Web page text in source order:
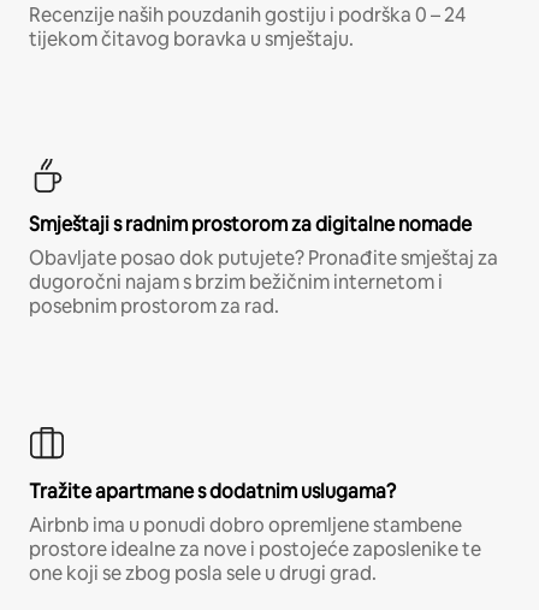
Recenzije naših pouzdanih gostiju i podrška 0 – 24
tijekom čitavog boravka u smještaju.
Smještaji s radnim prostorom za digitalne nomade
Obavljate posao dok putujete? Pronađite smještaj za
dugoročni najam s brzim bežičnim internetom i
posebnim prostorom za rad.
Tražite apartmane s dodatnim uslugama?
Airbnb ima u ponudi dobro opremljene stambene
prostore idealne za nove i postojeće zaposlenike te
one koji se zbog posla sele u drugi grad.